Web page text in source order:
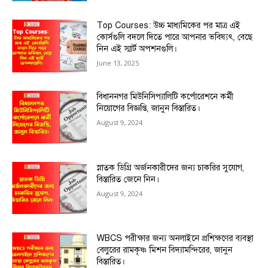
Top Courses: উচ্চ মাধ্যমিকের পর মাত্র এই
কোর্সগুলি বদলে দিতে পারে আপনার ভবিষ্যৎ, বেছে
নিন এই স্মার্ট অপশনগুলি।
June 13, 2025
বিধাননগর মিউনিসিপ্যালিটি কর্পোরেশনে কর্মী
নিয়োগের বিজ্ঞপ্তি, জানুন বিস্তারিত।
August 9, 2024
স্নাতক ডিগ্রি অর্জনকারীদের জন্য চাকরির সুযোগ,
বিস্তারিত জেনে নিন।
August 9, 2024
WBCS পরীক্ষার জন্য অনলাইনে প্রশিক্ষণের ব্যবস্থা
বেলুরের রামকৃষ্ণ মিশন বিদ্যামন্দিরের, জানুন
বিস্তারিত।